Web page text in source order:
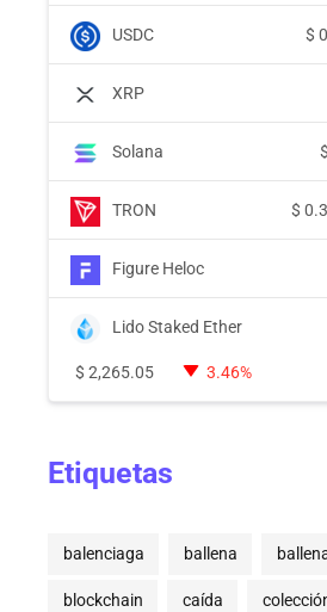
USDC $
XRP
Solana $
TRON $
Figure Heloc
Lido Staked Ether
$ 2,265.05 3.46%
Etiquetas
balenciaga ballena
blockchain caída